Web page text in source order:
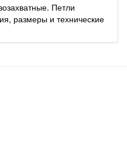
Петли
размеры и технические